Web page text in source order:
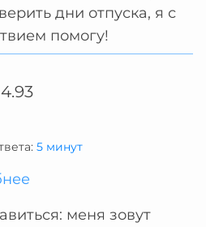
дни отпуска, я с
помогу!
4.93
5 минут
меня зовут